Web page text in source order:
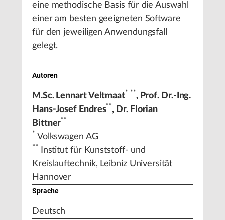
eine methodische Basis für die Auswahl
einer am besten geeigneten Software
für den jeweiligen Anwendungsfall
gelegt.
Autoren
M.Sc. Lennart Veltmaat* **, Prof. Dr.-Ing.
Hans-Josef Endres**, Dr. Florian
Bittner**
* Volkswagen AG
**
Institut für Kunststoff- und
Kreislauftechnik, Leibniz Universität
Hannover
Sprache
Deutsch